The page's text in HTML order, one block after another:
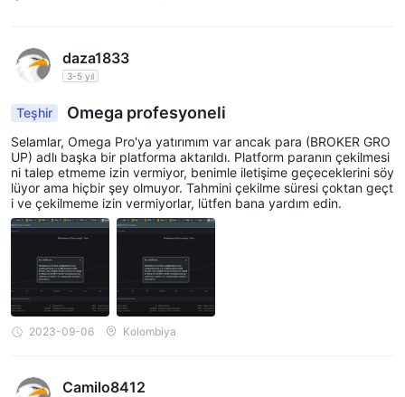
Risk Uyarısı
Online ticaret önemli riskler içerir, bu nedenle her müşteri için
olun ve bu incelemede sağlanan bilgilerin şirketin hizmetleri ve
politikalarının sürekli güncellenmesi nedeniyle değişebileceğini
unutmayın.
daza1833
3-5 yıl
Teşhir Omega profesyoneli
Selamlar, Omega Pro'ya yatırımım var ancak para (BROKER GRO
UP) adlı başka bir platforma aktarıldı. Platform paranın çekilmesi
ni talep etmeme izin vermiyor, benimle iletişime geçeceklerini söy
lüyor ama hiçbir şey olmuyor. Tahmini çekilme süresi çoktan geçt
i ve çekilmeme izin vermiyorlar, lütfen bana yardım edin.
2023-09-06 Kolombiya
Camilo8412